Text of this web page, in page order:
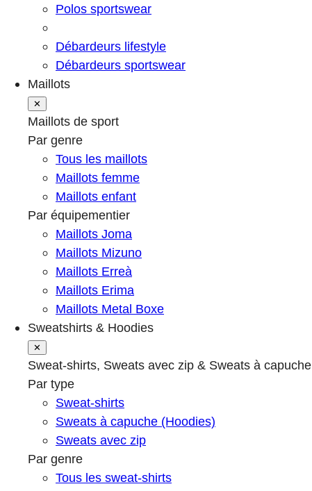
Polos sportswear
Débardeurs lifestyle
Débardeurs sportswear
Maillots
✕
Maillots de sport
Par genre
Tous les maillots
Maillots femme
Maillots enfant
Par équipementier
Maillots Joma
Maillots Mizuno
Maillots Erreà
Maillots Erima
Maillots Metal Boxe
Sweatshirts & Hoodies
✕
Sweat-shirts, Sweats avec zip & Sweats à capuche
Par type
Sweat-shirts
Sweats à capuche (Hoodies)
Sweats avec zip
Par genre
Tous les sweat-shirts